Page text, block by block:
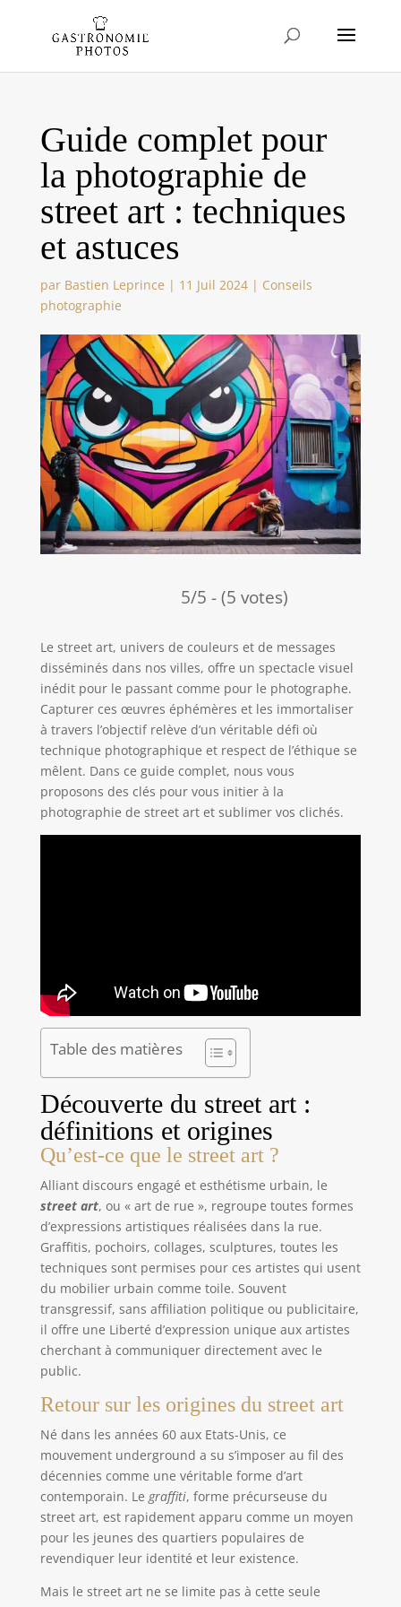
Guide complet pour
la photographie de
street art : techniques
et astuces
par Bastien Leprince | 11 Juil 2024| Conseils
photographie
5/5 - (5 votes)
Le street art, univers de couleurs et de messages
disséminés dans nos villes, offre un spectacle visuel
inédit pour le passant comme pour le photographe.
Capturer ces œuvres éphémères et les immortaliser
à travers l’objectif relève d’un véritable défi où
technique photographique et respect de l’éthique se
mêlent. Dans ce guide complet, nous vous
proposons des clés pour vous initier à la
photographie de street art et sublimer vos clichés.
Table des matières
Découverte du street art :
définitions et origines
Qu’est-ce que le street art ?
Alliant discours engagé et esthétisme urbain, le
street art, ou « art de rue », regroupe toutes formes
d’expressions artistiques réalisées dans la rue.
Graffitis, pochoirs, collages, sculptures, toutes les
techniques sont permises pour ces artistes qui usent
du mobilier urbain comme toile. Souvent
transgressif, sans affiliation politique ou publicitaire,
il offre une Liberté d’expression unique aux artistes
cherchant à communiquer directement avec le
public.
Retour sur les origines du street art
Né dans les années 60 aux Etats-Unis, ce
mouvement underground a su s’imposer au fil des
décennies comme une véritable forme d’art
contemporain. Le graffiti, forme précurseuse du
street art, est rapidement apparu comme un moyen
pour les jeunes des quartiers populaires de
revendiquer leur identité et leur existence.
Mais le street art ne se limite pas à cette seule